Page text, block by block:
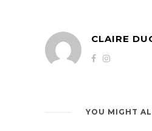
CLAIRE
YOU MIGHT